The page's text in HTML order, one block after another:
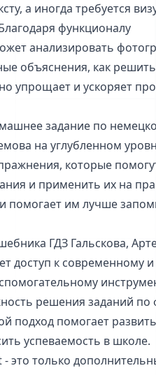
а иногда требуется
функционалу
анализировать
объяснения, как решить
упрощает и ускоряет
задание по
на углубленном
которые
и применить их на
помогает им лучше
ГДЗ Гальскова,
доступ к современному и
решения заданий по
подход помогает
успеваемость в школе.
это только